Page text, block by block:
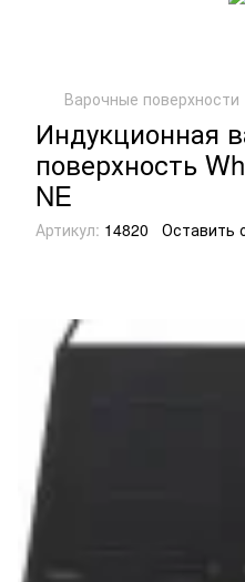
Варочные поверхности
Индукционная
поверхность
NE
Артикул: 14820 Оставить